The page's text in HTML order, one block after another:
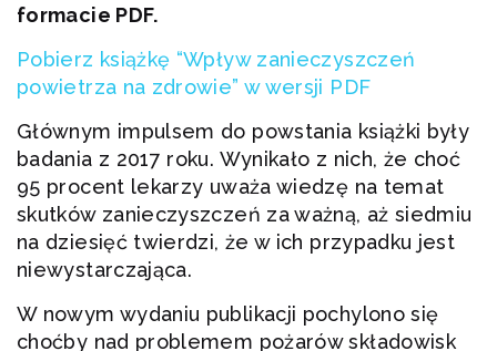
formacie PDF.
Pobierz książkę “Wpływ zanieczyszczeń
powietrza na zdrowie” w wersji PDF
Głównym impulsem do powstania książki były
badania z 2017 roku. Wynikało z nich, że choć
95 procent lekarzy uważa wiedzę na temat
skutków zanieczyszczeń za ważną, aż siedmiu
na dziesięć twierdzi, że w ich przypadku jest
niewystarczająca.
W nowym wydaniu publikacji pochylono się
choćby nad problemem pożarów składowisk